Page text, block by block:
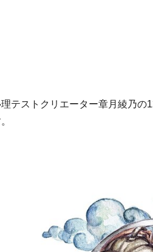
テストクリエーター章月綾乃